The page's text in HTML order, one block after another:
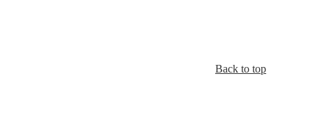
Back to top